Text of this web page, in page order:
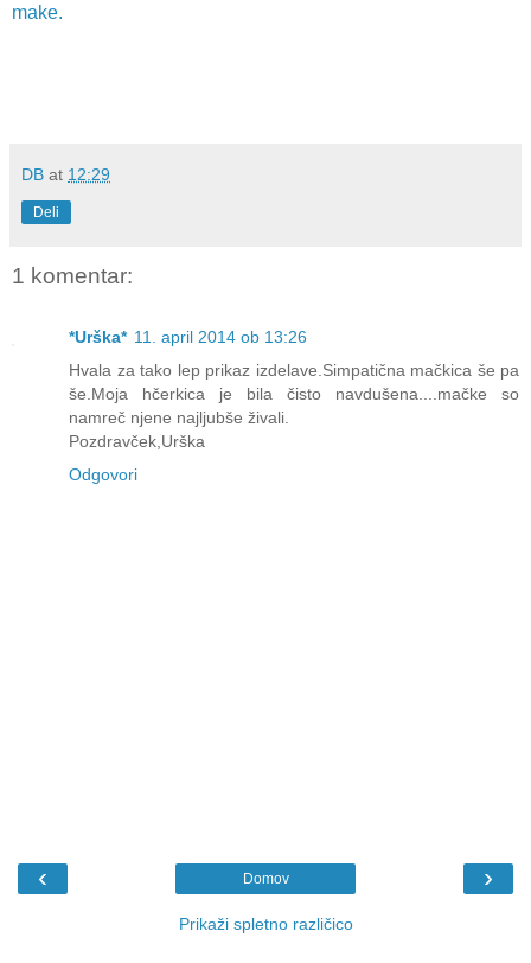
make.
DB at 12:29
Deli
1 komentar:
*Urška* 11. april 2014 ob 13:26
Hvala za tako lep prikaz izdelave.Simpatična mačkica še pa
še.Moja hčerkica je bila čisto navdušena....mačke so
namreč njene najljubše živali.
Pozdravček,Urška
Odgovori
‹ ›
Domov
Prikaži spletno različico